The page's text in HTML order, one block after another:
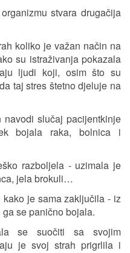
stvara drugačija
koliko je važan način na
su istraživanja pokazala
ljudi koji, osim što su
taj stres štetno djeluje na
slučaj pacijentkinje
bojala raka, bolnica i
razboljela - uzimala je
jela brokuli…
je sama zaključila - iz
se panično bojala.
se suočiti sa svojim
je svoj strah prigrlila i